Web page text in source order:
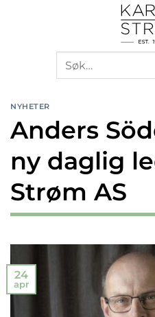
Søk
etter:
NYHETER
Anders
ny daglig
Strøm AS
24
apr